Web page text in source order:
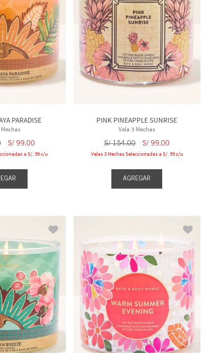
PARADISE
S/ 99.00
a S/. 99 c/u
PINK PINEAPPLE SUNRISE
Vela 3 Mechas
S/ 154.00 S/ 99.00
Velas 3 Mechas Seleccionadas a S/. 99 c/u
AGREGAR